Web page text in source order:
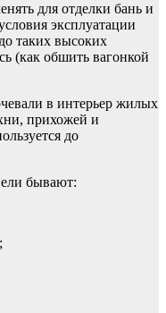
для отделки бань и
эксплуатации
таких высоких
(как обшить вагонкой
в интерьер жилых
прихожей и
до
бывают: